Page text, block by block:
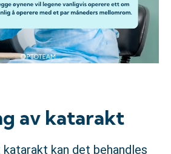
av katarakt
kan det behandles